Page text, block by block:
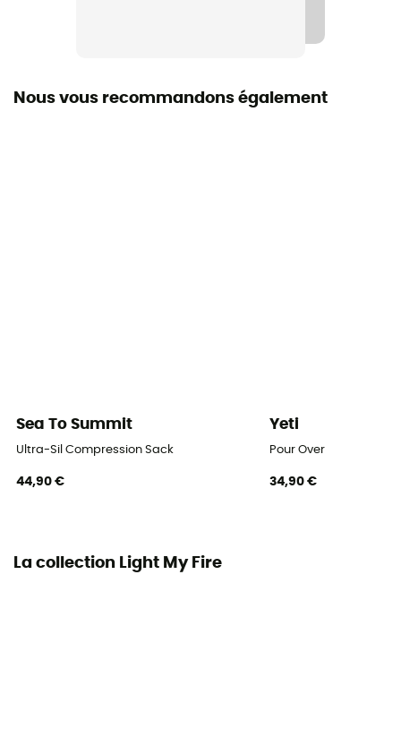
Nous vous recommandons également
Sea To Summit
Ultra-Sil Compression Sack
44,90 €
Yeti
Pour Over
34,90 €
La collection Light My Fire